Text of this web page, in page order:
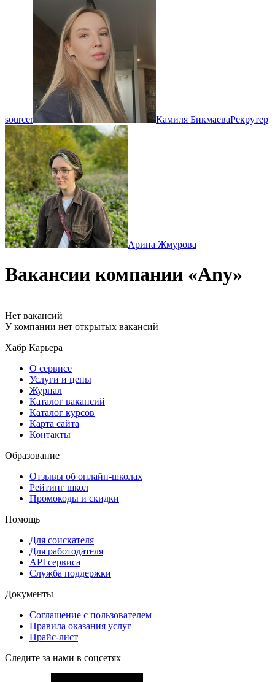
sourcer Камиля БикмаеваРекрутер
Арина Жмурова
Вакансии компании «Any»
Нет вакансий
У компании нет открытых вакансий
Хабр Карьера
О сервисе
Услуги и цены
Журнал
Каталог вакансий
Каталог курсов
Карта сайта
Контакты
Образование
Отзывы об онлайн-школах
Рейтинг школ
Промокоды и скидки
Помощь
Для соискателя
Для работодателя
API сервиса
Служба поддержки
Документы
Соглашение с пользователем
Правила оказания услуг
Прайс-лист
Следите за нами в соцсетях